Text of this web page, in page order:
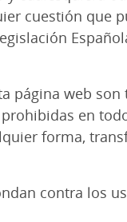
cuestión que
página web son
en
forma,
contra los